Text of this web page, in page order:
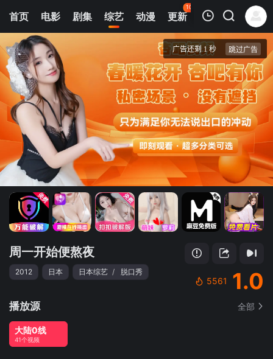
首页 电影 剧集 综艺 动漫 更新
106
热榜 APP
第240101期
周一开始便熬夜
清空
周一开始便熬夜
2012 日本 日本综艺 / 脱口秀
5561 1.0
播放源 全部
大陆0线
41个视频